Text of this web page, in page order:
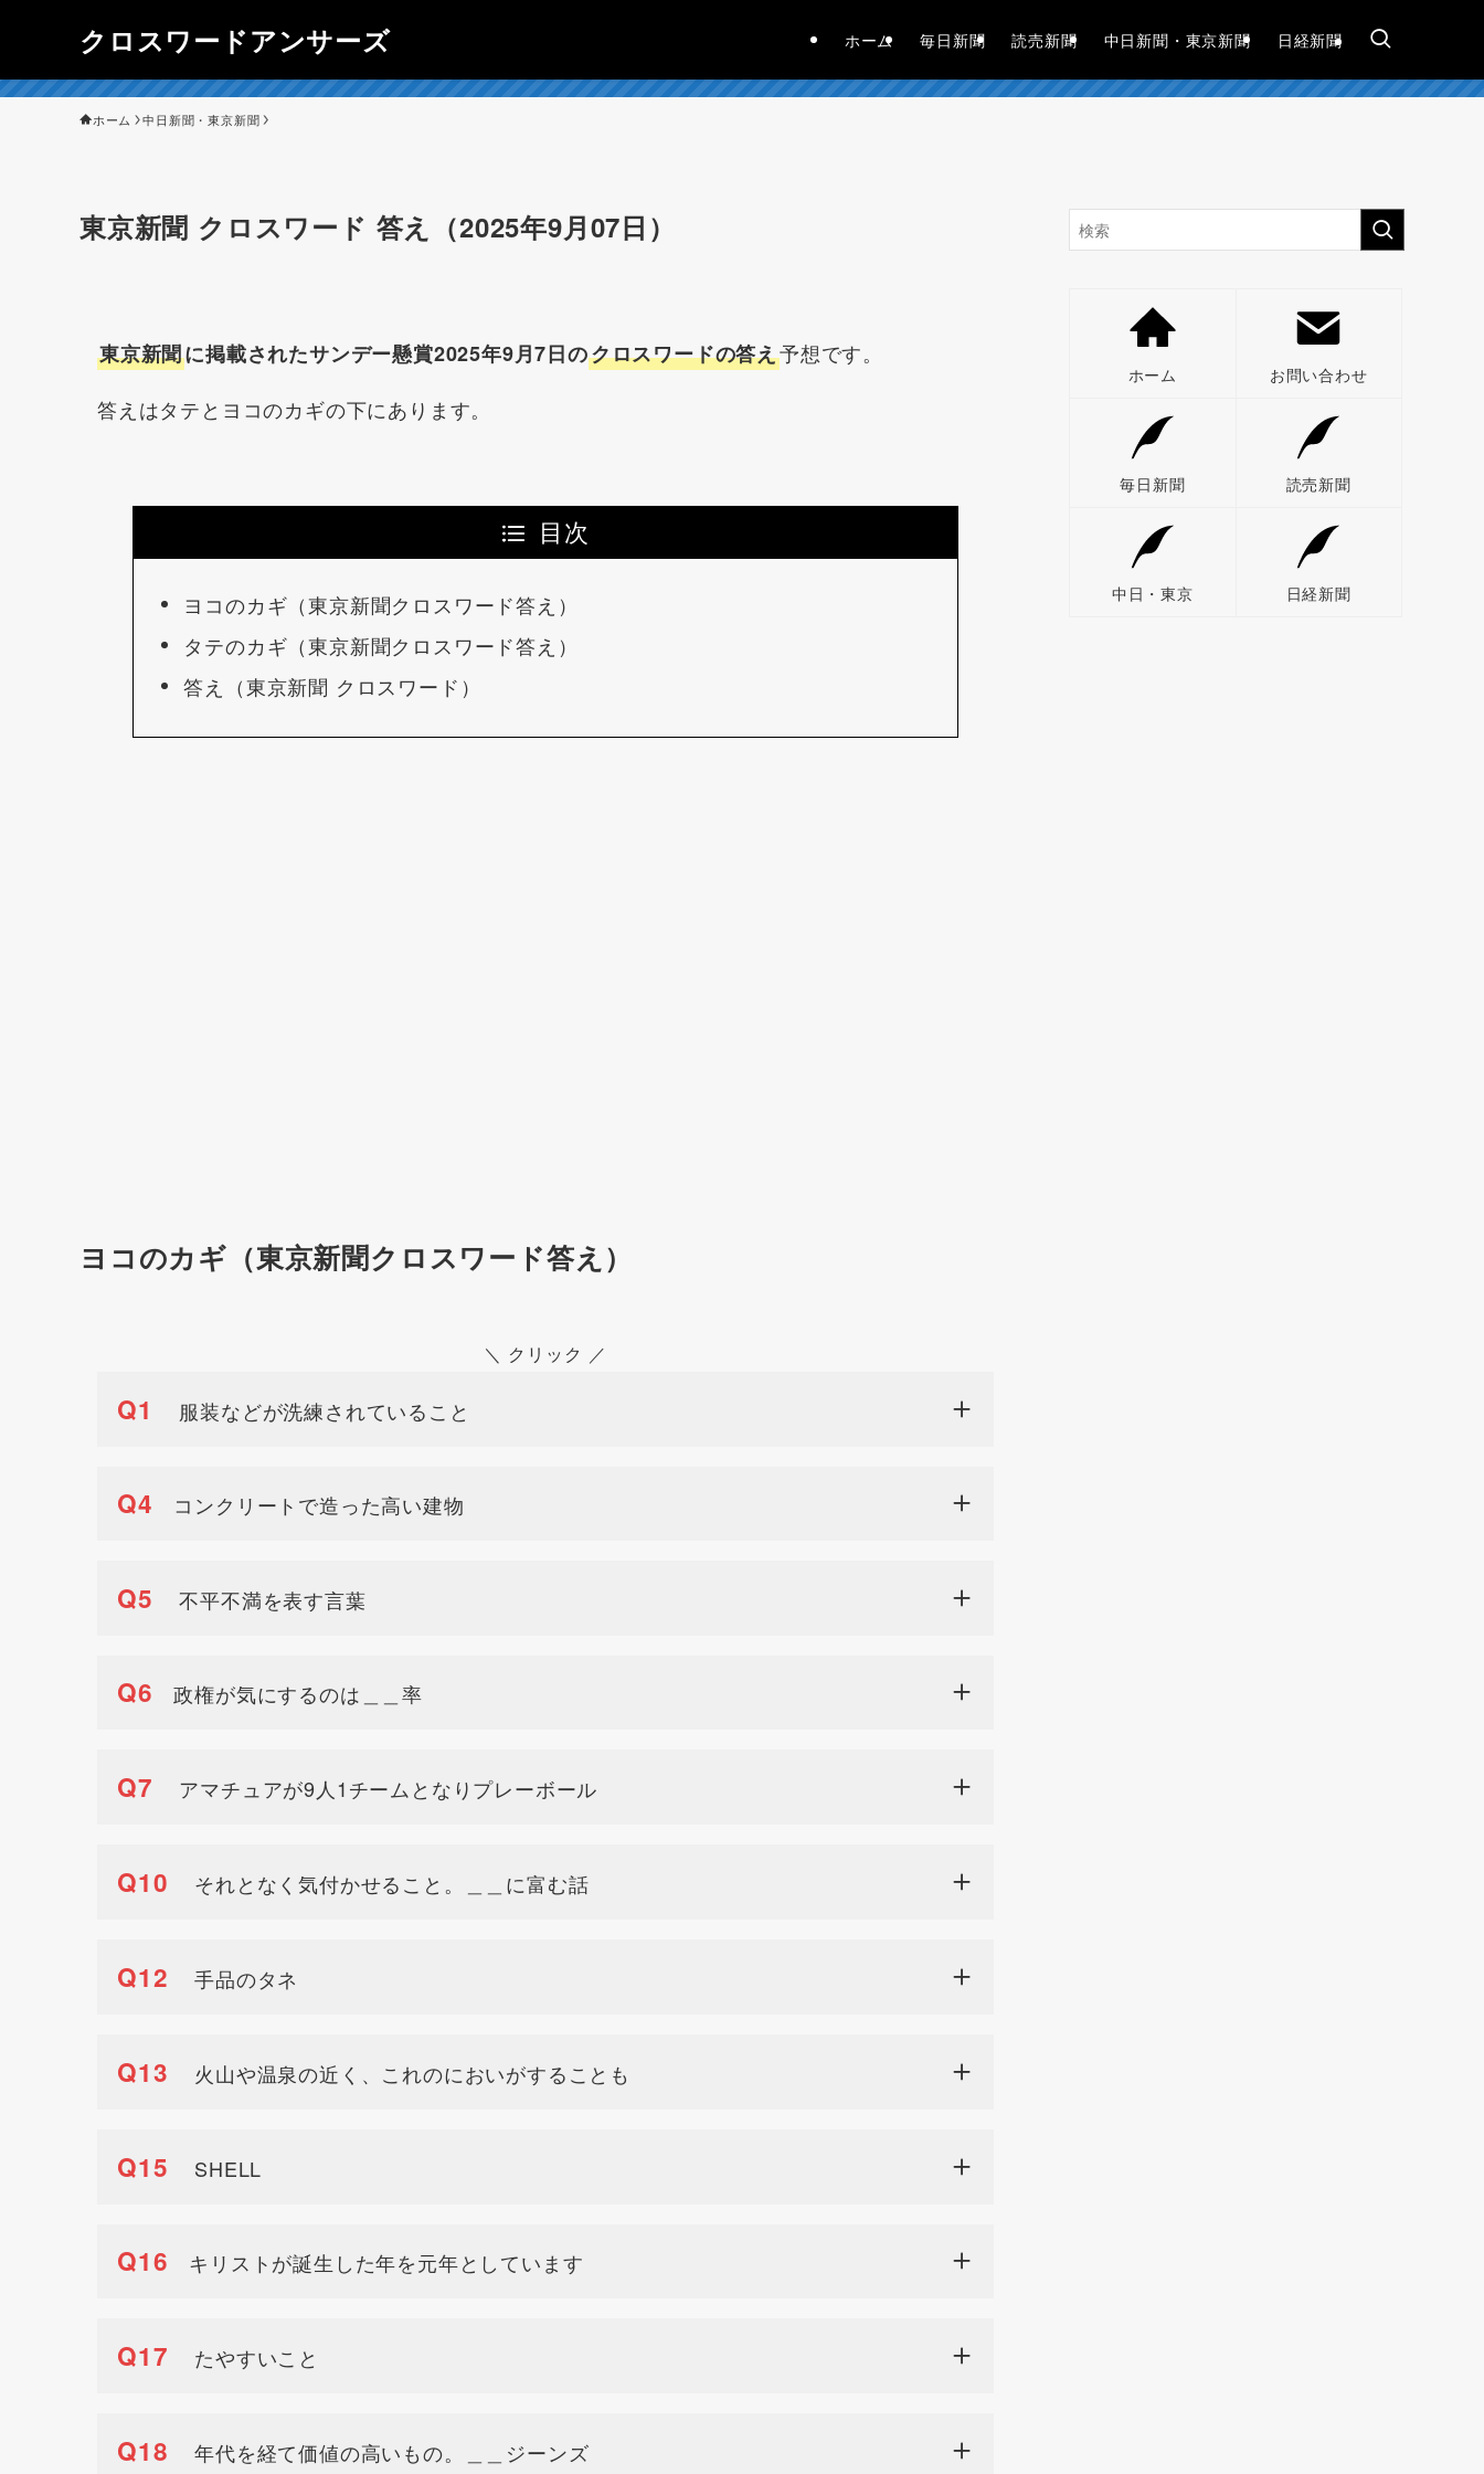
クロスワードアンサーズ ホーム 毎日新聞 読売新聞 中日新聞・東京新聞 日経新聞
ホーム 中日新聞・東京新聞
東京新聞 クロスワード 答え（2025年9月07日）
東京新聞に掲載されたサンデー懸賞2025年9月7日のクロスワードの答え予想です。
答えはタテとヨコのカギの下にあります。
目次
ヨコのカギ（東京新聞クロスワード答え）
タテのカギ（東京新聞クロスワード答え）
答え（東京新聞 クロスワード）
ヨコのカギ（東京新聞クロスワード答え）
＼ クリック ／
Q1 服装などが洗練されていること
Q4 コンクリートで造った高い建物
Q5 不平不満を表す言葉
Q6 政権が気にするのは＿＿率
Q7 アマチュアが9人1チームとなりプレーボール
Q10 それとなく気付かせること。＿＿に富む話
Q12 手品のタネ
Q13 火山や温泉の近く、これのにおいがすることも
Q15 SHELL
Q16 キリストが誕生した年を元年としています
Q17 たやすいこと
Q18 年代を経て価値の高いもの。＿＿ジーンズ
ホーム お問い合わせ
毎日新聞 読売新聞
中日・東京 日経新聞